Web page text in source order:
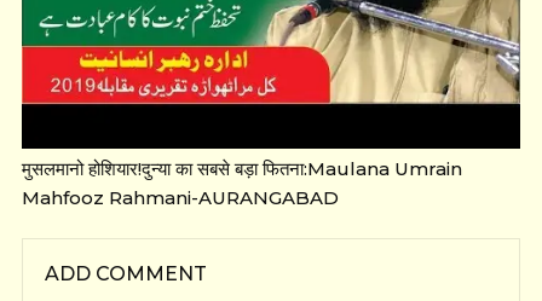
मुसलमानो होशियार!दुन्या का सबसे बड़ा फितना:Maulana Umrain
Mahfooz Rahmani-AURANGABAD
ADD COMMENT